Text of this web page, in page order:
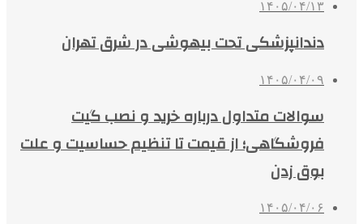
۱۴۰۵/۰۴/۱۳
دندانپزشکی تحت بیهوشی در شرق تهران
۱۴۰۵/۰۴/۰۹
سوالات متداول درباره خرید و نصب گیت
فروشگاهی؛ از قیمت تا تنظیم حساسیت و علت
بوق زدن
۱۴۰۵/۰۴/۰۶